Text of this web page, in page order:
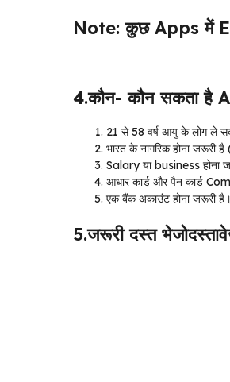
Note: कुछ Apps में
4.कौन- कौन सकता
21 से 58 वर्ष आयु के लोग ले
भारत के नागरिक होना जरूरी है
Salary या business होना
आधार कार्ड और पैन कार्ड
एक बैंक अकाउंट होना जरूरी है।
5.जरूरी दस्त